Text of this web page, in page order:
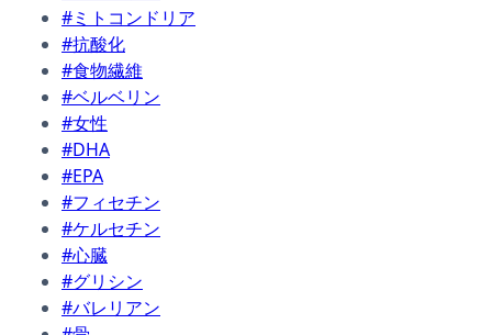
#ミトコンドリア
#抗酸化
#食物繊維
#ベルベリン
#女性
#DHA
#EPA
#フィセチン
#ケルセチン
#心臓
#グリシン
#バレリアン